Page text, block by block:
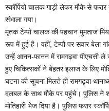
स्कॉर्पियो चालक गाड़ी लेकर मौके से
संभाला गया।
मृतक टेम्पो चालक की पहचान मुमताज
रूप में हुई है। वहीं, टेम्पो पर सवार बेला
उन्हें आनन-फानन में रामगढ़वा पीएचसी
हुए चिकित्सकों ने बेहतर इलाज के लिए
घटना की सूचना मिलते ही रामगढ़वा
दलबल के साथ मौके पर पहुंचे। पुलिस ने
मोतिहारी भेज दिया है। पुलिस फरार